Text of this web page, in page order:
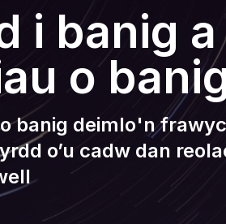
Gofalu am fy Lles
Gwefan Cadw Fi’n Iach
i banig a
o
banig deimlo'n
o’u cadw dan